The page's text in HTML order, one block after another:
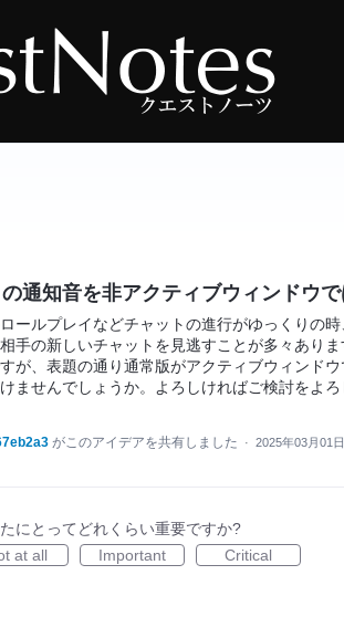
通知音を非アクティブウィンドウ
ールプレイなどチャットの進行がゆっくりの
手の新しいチャットを見逃すことが多々あり
が、表題の通り通常版がアクティブウィンド
ませんでしょうか。よろしければご検討をよろ
がこのアイデアを共有しました · 2025年03月01
にとってどれくらい重要ですか?
at all
Important Critical